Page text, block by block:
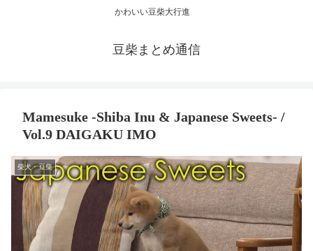
かわいい豆柴大行進
豆柴まとめ通信
Mamesuke -Shiba Inu & Japanese Sweets- /
Vol.9 DAIGAKU IMO
柴犬・豆柴